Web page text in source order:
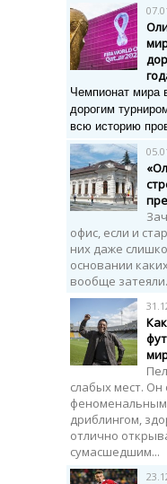
Чемпионат мира
дорогим
всю историю
офис, если и
них даже
основании
вообще
слабых мест. Он
дриблингом,
отлично
сумасшедшим...